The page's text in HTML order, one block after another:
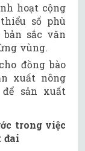
hoạt cộng
số phù
sắc văn
vùng.
đồng bào
xuất nông
sản xuất
trong việc
đai